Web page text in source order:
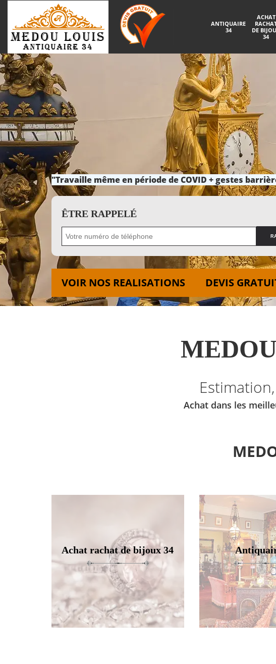
ANTIQUAIRE
34
ACHAT
DE
34
"Travaille même en période de COVID + gestes
ÊTRE RAPPELÉ
VOIR NOS REALISATIONS DEVIS
Achat dans les
Achat rachat de bijoux 34